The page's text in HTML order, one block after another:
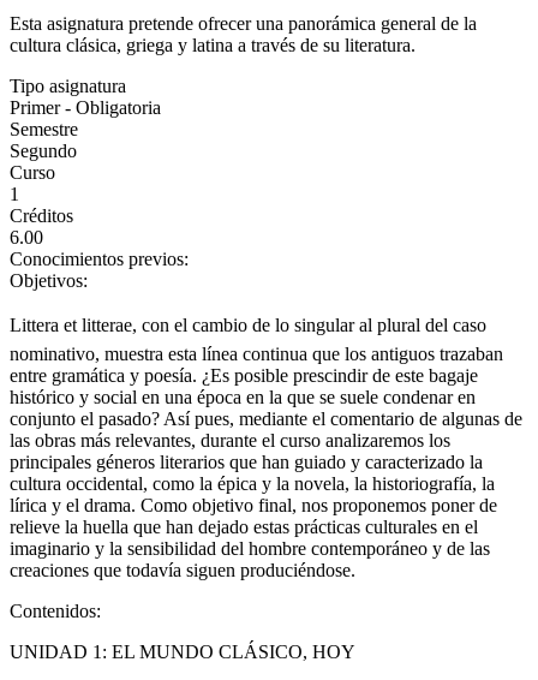
Esta asignatura pretende ofrecer una panorámica general de la
cultura clásica, griega y latina a través de su literatura.
Tipo asignatura
Primer - Obligatoria
Semestre
Segundo
Curso
1
Créditos
6.00
Conocimientos previos:
Objetivos:
Littera et litterae, con el cambio de lo singular al plural del caso
nominativo, muestra esta línea continua que los antiguos trazaban
entre gramática y poesía. ¿Es posible prescindir de este bagaje
histórico y social en una época en la que se suele condenar en
conjunto el pasado? Así pues, mediante el comentario de algunas de
las obras más relevantes, durante el curso analizaremos los
principales géneros literarios que han guiado y caracterizado la
cultura occidental, como la épica y la novela, la historiografía, la
lírica y el drama. Como objetivo final, nos proponemos poner de
relieve la huella que han dejado estas prácticas culturales en el
imaginario y la sensibilidad del hombre contemporáneo y de las
creaciones que todavía siguen produciéndose.
Contenidos:
UNIDAD 1: EL MUNDO CLÁSICO, HOY